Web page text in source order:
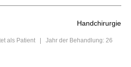
Handchirurgie
als Patient | Jahr der Behandlung: 26